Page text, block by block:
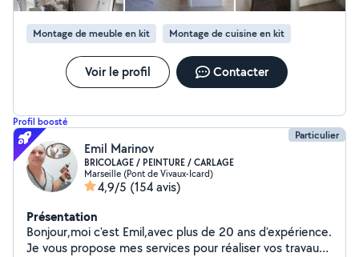
Montage de meuble en kit Montage de cuisine en kit
Voir le profil Contacter
Profil boosté
Particulier
Emil Marinov
BRICOLAGE / PEINTURE / CARLAGE
Marseille (Pont de Vivaux-Icard)
4,9/5 (154 avis)
Présentation
Bonjour,moi c'est Emil,avec plus de 20 ans d'expérience.
Je vous propose mes services pour réaliser vos travaux